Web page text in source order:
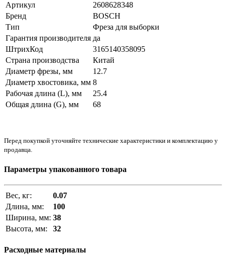
Артикул
2608628348
Бренд
BOSCH
Тип
Фреза для выборки
Гарантия производителя да
ШтрихКод
3165140358095
Страна производства
Китай
Диаметр фрезы, мм
12.7
Диаметр хвостовика, мм 8
Рабочая длина (L), мм
25.4
Общая длина (G), мм
68
Перед покупкой уточняйте технические характеристики и комплектацию у
продавца.
Параметры упакованного товара
Вес, кг:
0.07
Длина, мм:
100
Ширина, мм: 38
Высота, мм:
32
Расходные материалы